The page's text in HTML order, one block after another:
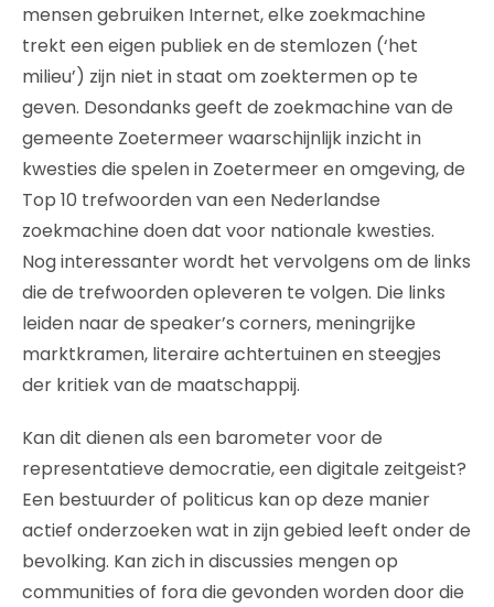
mensen gebruiken Internet, elke zoekmachine
trekt een eigen publiek en de stemlozen (‘het
milieu’) zijn niet in staat om zoektermen op te
geven. Desondanks geeft de zoekmachine van de
gemeente Zoetermeer waarschijnlijk inzicht in
kwesties die spelen in Zoetermeer en omgeving, de
Top 10 trefwoorden van een Nederlandse
zoekmachine doen dat voor nationale kwesties.
Nog interessanter wordt het vervolgens om de links
die de trefwoorden opleveren te volgen. Die links
leiden naar de speaker’s corners, meningrijke
marktkramen, literaire achtertuinen en steegjes
der kritiek van de maatschappij.
Kan dit dienen als een barometer voor de
representatieve democratie, een digitale zeitgeist?
Een bestuurder of politicus kan op deze manier
actief onderzoeken wat in zijn gebied leeft onder de
bevolking. Kan zich in discussies mengen op
communities of fora die gevonden worden door die